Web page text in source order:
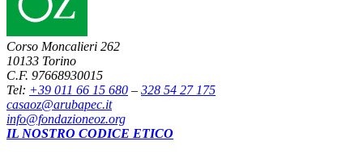
Corso Moncalieri 262
10133 Torino
C.F. 97668930015
Tel: +39 011 66 15 680 – 328 54 27 175
casaoz@arubapec.it
info@fondazioneoz.org
IL NOSTRO CODICE ETICO